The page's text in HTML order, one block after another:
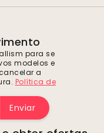
para se
modelos e
a
Política de
Enviar